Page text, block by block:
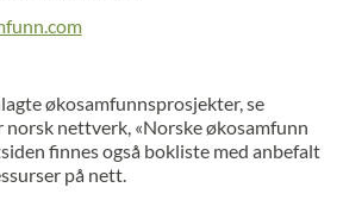
økosamfunnsprosjekter, se
nettverk, «Norske økosamfunn
finnes også bokliste med anbefalt
på nett.